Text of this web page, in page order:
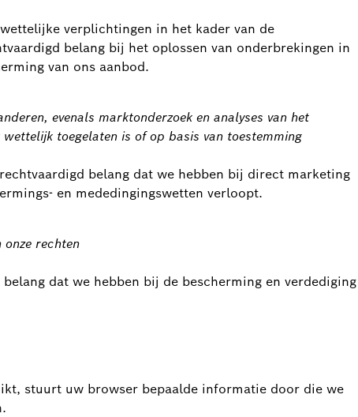
verplichtingen in het kader van de
belang bij het oplossen van onderbrekingen in
van ons aanbod.
evenals marktonderzoek en analyses van het
toegelaten is of op basis van toestemming
belang dat we hebben bij direct marketing
en mededingingswetten verloopt.
onze rechten
dat we hebben bij de bescherming en verdediging
stuurt uw browser bepaalde informatie door die we